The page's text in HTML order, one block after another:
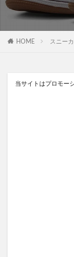
HOME スニー
当サイトはプロモー